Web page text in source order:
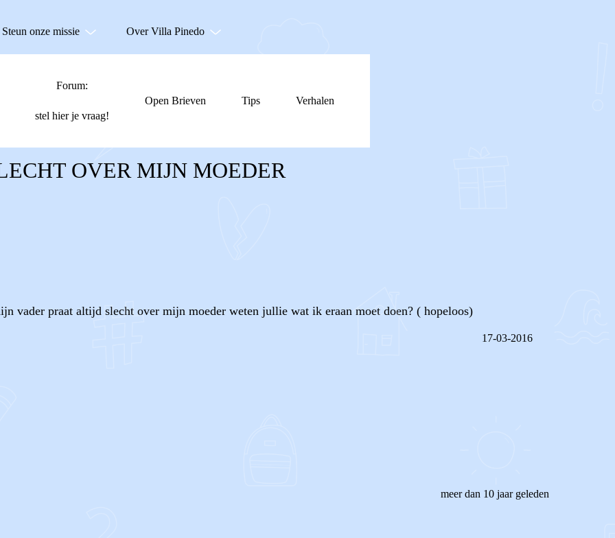
Steun onze missie Over Villa Pinedo
Forum:
stel hier je vraag!
Open Brieven Tips Verhalen
OVER MIJN MOEDER
vader praat altijd slecht over mijn moeder weten jullie wat ik eraan moet doen? ( hopeloos)
17-03-2016
meer dan 10 jaar geleden